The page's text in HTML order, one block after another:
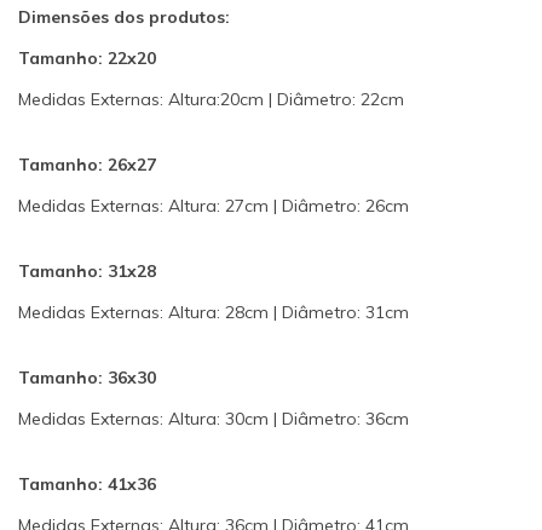
Dimensões dos produtos:
Tamanho: 22x20
Medidas Externas: Altura:20cm | Diâmetro: 22cm
Tamanho: 26x27
Medidas Externas: Altura: 27cm | Diâmetro: 26cm
Tamanho: 31x28
Medidas Externas: Altura: 28cm | Diâmetro: 31cm
Tamanho: 36x30
Medidas Externas: Altura: 30cm | Diâmetro: 36cm
Tamanho: 41x36
Medidas Externas: Altura: 36cm | Diâmetro: 41cm